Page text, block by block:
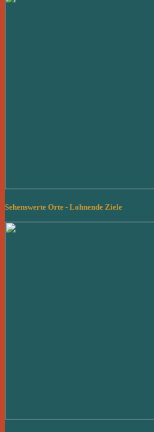
Sehenswerte Orte - Lohnende Ziele